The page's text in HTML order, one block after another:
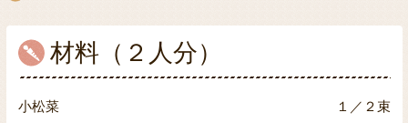
材料（２人分）
小松菜 １／２束